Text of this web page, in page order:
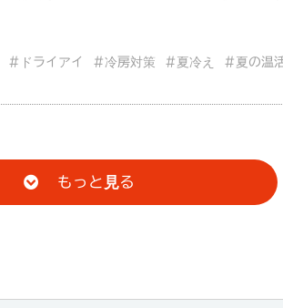
#ドライアイ #冷房対策 #夏冷え #夏の温
もっと見る